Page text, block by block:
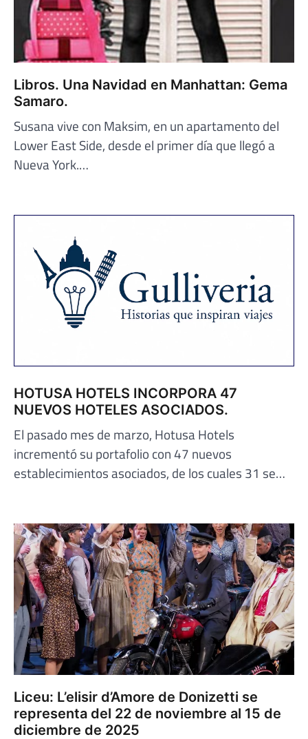
Libros. Una Navidad en Manhattan: Gema
Samaro.
Susana vive con Maksim, en un apartamento del
Lower East Side, desde el primer día que llegó a
Nueva York.…
HOTUSA HOTELS INCORPORA 47
NUEVOS HOTELES ASOCIADOS.
El pasado mes de marzo, Hotusa Hotels
incrementó su portafolio con 47 nuevos
establecimientos asociados, de los cuales 31 se…
Liceu: L’elisir d’Amore de Donizetti se
representa del 22 de noviembre al 15 de
diciembre de 2025